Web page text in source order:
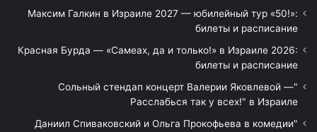
Максим Галкин в Израиле 2027 — юбилейный тур «50!»:
билеты и расписание
Красная Бурда — «Самеах, да и только!» в Израиле 2026:
билеты и расписание
"Сольный стендап концерт Валерии Яковлевой —
Расслабься так у всех!" в Израиле
"Даниил Спиваковский и Ольга Прокофьева в комедии